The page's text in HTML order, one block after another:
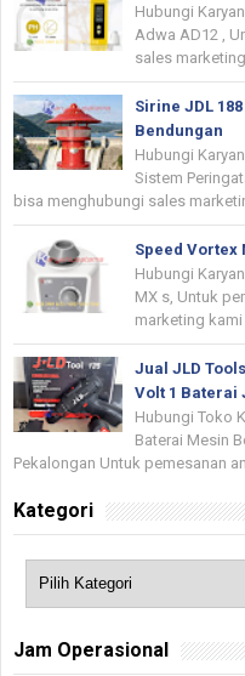
Hubungi
Adwa AD12 ,
sales marketing
Sirine JDL
Bendungan
Hubungi
Sistem
bisa menghubungi sales
Speed Vortex
Hubungi
MX s, Untuk
marketing kami
Jual JLD
Volt 1 Baterai
Hubungi Toko
Baterai Mesin
Pekalongan Untuk pemesanan
Kategori
Jam Operasional